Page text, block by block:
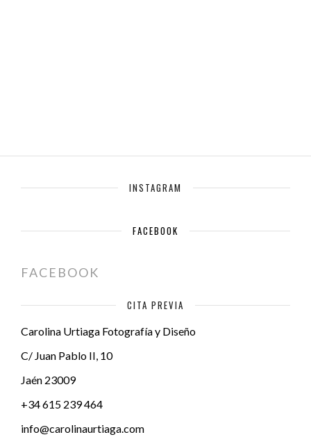
INSTAGRAM
FACEBOOK
FACEBOOK
CITA PREVIA
Carolina Urtiaga Fotografía y Diseño
C/ Juan Pablo II, 10
Jaén 23009
+34 615 239 464
info@carolinaurtiaga.com